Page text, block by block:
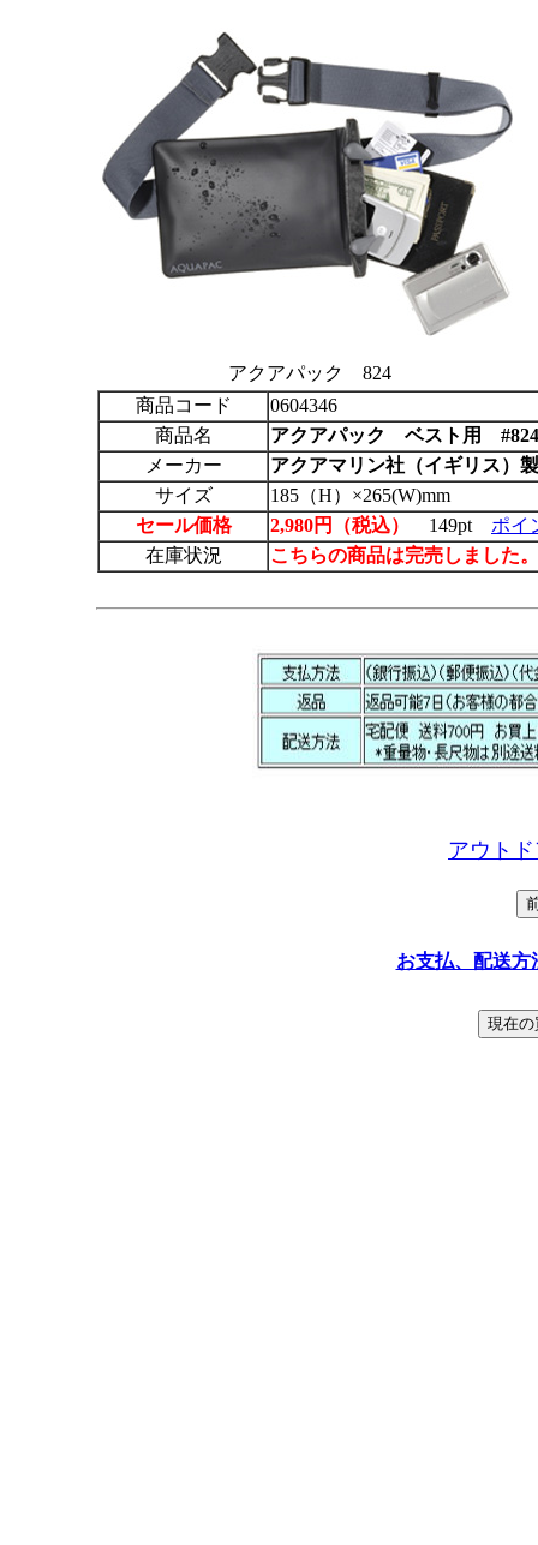
アクアパック 824
商品コード
0604346
商品名
アクアパック
ベスト用 #824
メーカー
アクアマリン社（イギリス）製
サイズ
185（H）×265(W)mm
セール価格
2,980円（税込） 149pt ポイ
在庫状況
こちらの商品は完売しました
アウト
お支払、配送方